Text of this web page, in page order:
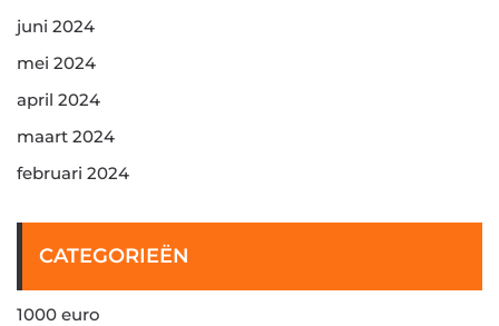
juni 2024
mei 2024
april 2024
maart 2024
februari 2024
CATEGORIEËN
1000 euro